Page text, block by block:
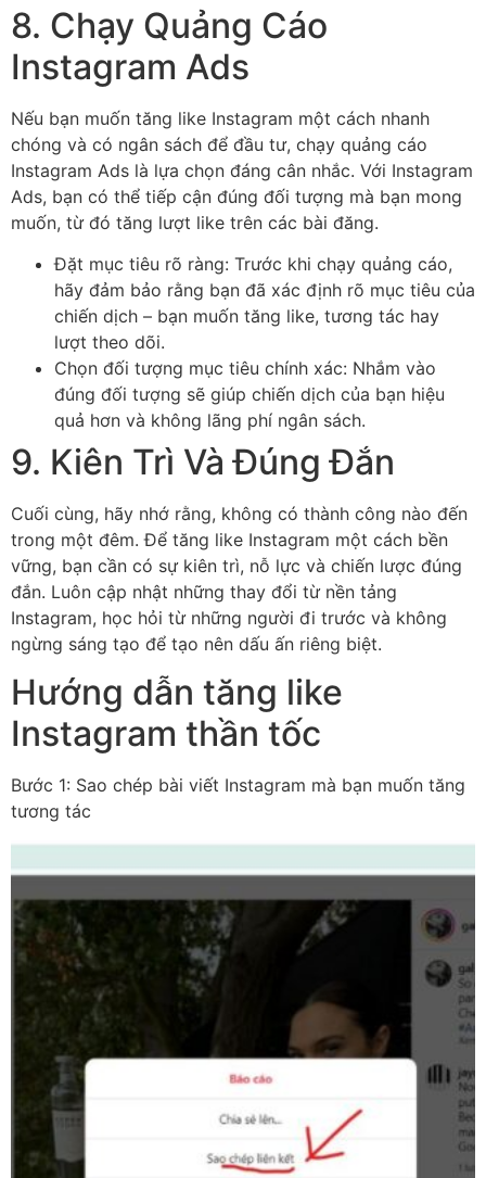
8. Chạy Quảng Cáo
Instagram Ads
Nếu bạn muốn tăng like Instagram một cách nhanh
chóng và có ngân sách để đầu tư, chạy quảng cáo
Instagram Ads là lựa chọn đáng cân nhắc. Với Instagram
Ads, bạn có thể tiếp cận đúng đối tượng mà bạn mong
muốn, từ đó tăng lượt like trên các bài đăng.
Đặt mục tiêu rõ ràng: Trước khi chạy quảng cáo,
hãy đảm bảo rằng bạn đã xác định rõ mục tiêu của
chiến dịch – bạn muốn tăng like, tương tác hay
lượt theo dõi.
Chọn đối tượng mục tiêu chính xác: Nhắm vào
đúng đối tượng sẽ giúp chiến dịch của bạn hiệu
quả hơn và không lãng phí ngân sách.
9. Kiên Trì Và Đúng Đắn
Cuối cùng, hãy nhớ rằng, không có thành công nào đến
trong một đêm. Để tăng like Instagram một cách bền
vững, bạn cần có sự kiên trì, nỗ lực và chiến lược đúng
đắn. Luôn cập nhật những thay đổi từ nền tảng
Instagram, học hỏi từ những người đi trước và không
ngừng sáng tạo để tạo nên dấu ấn riêng biệt.
Hướng dẫn tăng like
Instagram thần tốc
Bước 1: Sao chép bài viết Instagram mà bạn muốn tăng
tương tác